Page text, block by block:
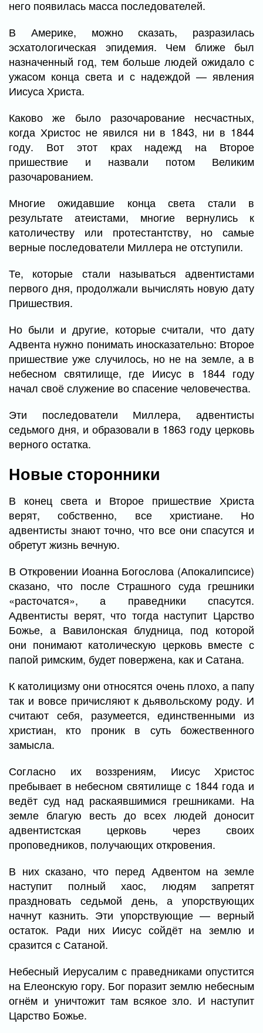
него появилась масса последователей.
В Америке, можно сказать, разразилась
эсхатологическая эпидемия. Чем ближе был
назначенный год, тем больше людей ожидало с
ужасом конца света и с надеждой — явления
Иисуса Христа.
Каково же было разочарование несчастных,
когда Христос не явился ни в 1843, ни в 1844
году. Вот этот крах надежд на Второе
пришествие и назвали потом Великим
разочарованием.
Многие ожидавшие конца света стали в
результате атеистами, многие вернулись к
католичеству или протестантству, но самые
верные последователи Миллера не отступили.
Те, которые стали называться адвентистами
первого дня, продолжали вычислять новую дату
Пришествия.
Но были и другие, которые считали, что дату
Адвента нужно понимать иносказательно: Второе
пришествие уже случилось, но не на земле, а в
небесном святилище, где Иисус в 1844 году
начал своё служение во спасение человечества.
Эти последователи Миллера, адвентисты
седьмого дня, и образовали в 1863 году церковь
верного остатка.
Новые сторонники
В конец света и Второе пришествие Христа
верят, собственно, все христиане. Но
адвентисты знают точно, что все они спасутся и
обретут жизнь вечную.
В Откровении Иоанна Богослова (Апокалипсисе)
сказано, что после Страшного суда грешники
«расточатся», а праведники спасутся.
Адвентисты верят, что тогда наступит Царство
Божье, а Вавилонская блудница, под которой
они понимают католическую церковь вместе с
папой римским, будет повержена, как и Сатана.
К католицизму они относятся очень плохо, а папу
так и вовсе причисляют к дьявольскому роду. И
считают себя, разумеется, единственными из
христиан, кто проник в суть божественного
замысла.
Согласно их воззрениям, Иисус Христос
пребывает в небесном святилище с 1844 года и
ведёт суд над раскаявшимися грешниками. На
земле благую весть до всех людей доносит
адвентистская церковь через своих
проповедников, получающих откровения.
В них сказано, что перед Адвентом на земле
наступит полный хаос, людям запретят
праздновать седьмой день, а упорствующих
начнут казнить. Эти упорствующие — верный
остаток. Ради них Иисус сойдёт на землю и
сразится с Сатаной.
Небесный Иерусалим с праведниками опустится
на Елеонскую гору. Бог поразит землю небесным
огнём и уничтожит там всякое зло. И наступит
Царство Божье.